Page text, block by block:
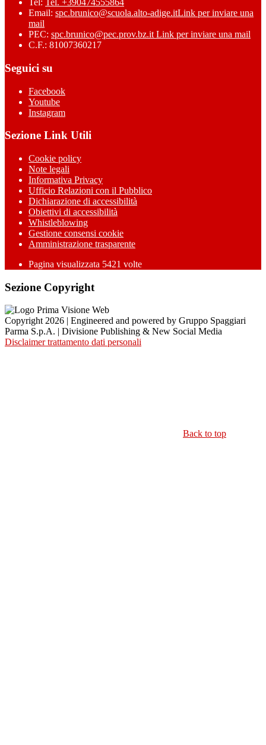
Tel:
Tel. +390474555864
Email: spc.brunico@scuola.alto-adige.itLink per inviare una
mail
PEC: spc.brunico@pec.prov.bz.it Link per inviare una mail
C.F.: 81007360217
Seguici su
Facebook
Youtube
Instagram
Sezione Link Utili
Cookie policy
Note legali
Informativa Privacy
Ufficio Relazioni con il Pubblico
Dichiarazione di accessibilità
Obiettivi di accessibilità
Whistleblowing
Gestione consensi cookie
Amministrazione trasparente
Pagina visualizzata 5421 volte
Sezione Copyright
Copyright 2026 | Engineered and powered by Gruppo Spaggiari
Parma S.p.A. | Divisione Publishing & New Social Media
Disclaimer trattamento dati personali
Back to top